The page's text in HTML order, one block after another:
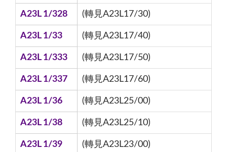
A23L 1/328 (轉見A23L17/30)
A23L 1/33 (轉見A23L17/40)
A23L 1/333 (轉見A23L17/50)
A23L 1/337 (轉見A23L17/60)
A23L 1/36 (轉見A23L25/00)
A23L 1/38 (轉見A23L25/10)
A23L 1/39 (轉見A23L23/00)